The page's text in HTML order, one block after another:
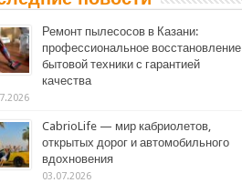
Ремонт пылесосов в Казани:
профессиональное восстановление
бытовой техники с гарантией
качества
CabrioLife — мир кабриолетов,
открытых дорог и автомобильного
вдохновения
03.07.2026